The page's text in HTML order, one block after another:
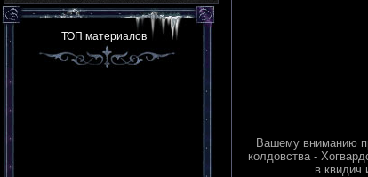
ТОП материалов
Вашему вниманию
колдовства -
в квидич